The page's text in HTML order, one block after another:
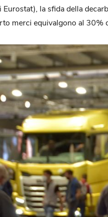
la sfida della
merci equivalgono al 30%